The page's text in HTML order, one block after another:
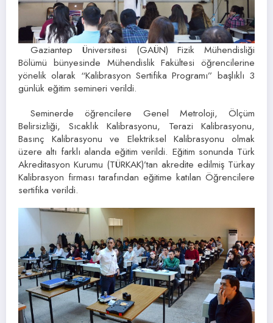
Gaziantep Üniversitesi (GAÜN) Fizik Mühendisliği
Bölümü bünyesinde Mühendislik Fakültesi öğrencilerine
yönelik olarak “Kalibrasyon Sertifika Programı” başlıklı 3
günlük eğitim semineri verildi.
Seminerde öğrencilere Genel Metroloji, Ölçüm
Belirsizliği, Sıcaklık Kalibrasyonu, Terazi Kalibrasyonu,
Basınç Kalibrasyonu ve Elektriksel Kalibrasyonu olmak
üzere altı farklı alanda eğitim verildi. Eğitim sonunda Türk
Akreditasyon Kurumu (TÜRKAK)’tan akredite edilmiş Türkay
Kalibrasyon firması tarafından eğitime katılan Öğrencilere
sertifika verildi.